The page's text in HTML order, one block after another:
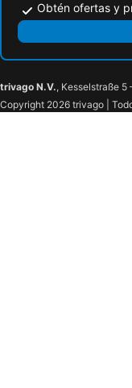
Obtén ofertas y
trivago N.V., Kesselstraße 5
Copyright 2026 trivago |